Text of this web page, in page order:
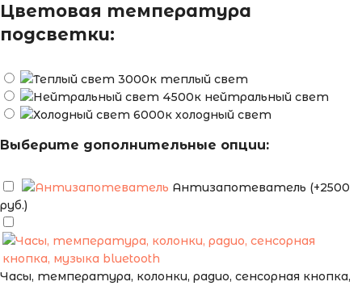
Цветовая температура
подсветки:
теплый свет
нейтральный свет
холодный свет
Выберите дополнительные опции:
Антизапотеватель (+2500
руб.)
Часы, температура, колонки, радио, сенсорная кнопка,